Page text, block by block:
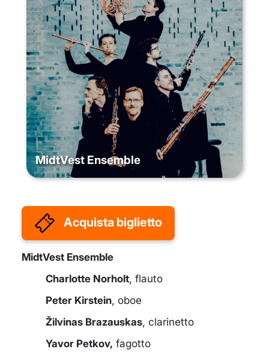
MidtVest Ensemble
Acquista biglietto
MidtVest Ensemble
Charlotte Norholt, flauto
Peter Kirstein, oboe
Žilvinas Brazauskas, clarinetto
Yavor Petkov, fagotto